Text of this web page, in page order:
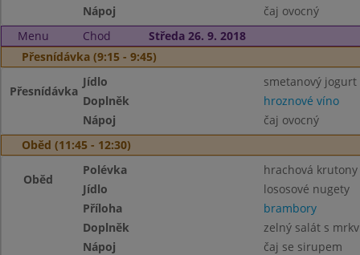
Nápoj
čaj ovocný
Menu
Chod
Středa 26. 9. 2018
Přesnídávka (9:15 - 9:45)
Přesnídávka
Jídlo
smetanový
Doplněk
hroznové víno
Nápoj
čaj ovocný
Oběd (11:45 - 12:30)
Oběd
Polévka
hrachová krutony
Jídlo
lososové nugety
Příloha
brambory
Doplněk
zelný salát s
Nápoj
čaj se sirupem